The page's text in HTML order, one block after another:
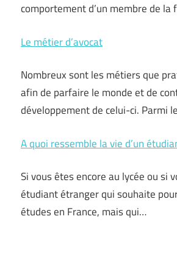
comportement d’un membre de
Le métier d’avocat
Nombreux sont les métiers que
afin de parfaire le monde et de
développement de celui-ci. Parmi
A quoi ressemble la vie d’un
Si vous êtes encore au lycée ou si
étudiant étranger qui souhaite
études en France, mais qui…